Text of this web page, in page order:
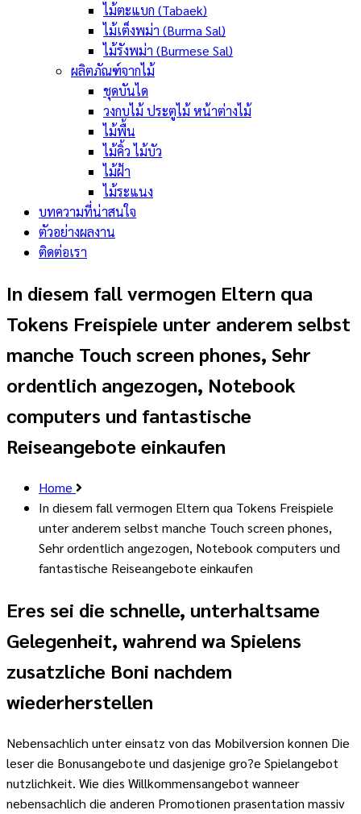
ไม้ตะแบก (Tabaek)
ไม้เต็งพม่า (Burma Sal)
ไม้รังพม่า (Burmese Sal)
ผลิตภัณฑ์จากไม้
ชุดบันได
วงกบไม้ ประตูไม้ หน้าต่างไม้
ไม้พื้น
ไม้คิ้ว ไม้บัว
ไม้ฝ้า
ไม้ระแนง
บทความที่น่าสนใจ
ตัวอย่างผลงาน
ติดต่อเรา
In diesem fall vermogen Eltern qua
Tokens Freispiele unter anderem selbst
manche Touch screen phones, Sehr
ordentlich angezogen, Notebook
computers und fantastische
Reiseangebote einkaufen
Home
In diesem fall vermogen Eltern qua Tokens Freispiele
unter anderem selbst manche Touch screen phones,
Sehr ordentlich angezogen, Notebook computers und
fantastische Reiseangebote einkaufen
Eres sei die schnelle, unterhaltsame
Gelegenheit, wahrend wa Spielens
zusatzliche Boni nachdem
wiederherstellen
Nebensachlich unter einsatz von das Mobilversion konnen Die
leser die Bonusangebote und dasjenige gro?e Spielangebot
nutzlichkeit. Wie dies Willkommensangebot wanneer
nebensachlich die anderen Promotionen prasentation massiv